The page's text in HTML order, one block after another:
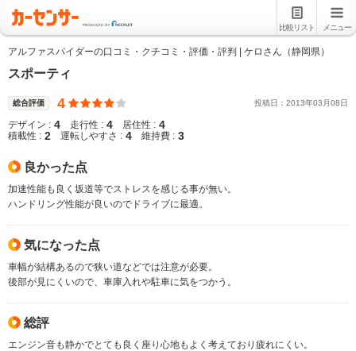
比較リスト メニュー
アルファスパイダーの口コミ・クチコミ・評価・評判 | ケロさん（静岡県）
スポーティ
総合評価 4 投稿日： 2013年03 月08日
デザイン : 4 走行性 : 4 居住性 : 4
積載性 : 2 運転しやすさ : 4 維持費 : 3
良かった点
加速性能も良く坂道等でストレスを感じる事が無い。
ハンドリング性能が良いのでドライブに最適。
気になった点
車幅が結構あるので狭い道などでは注意が必要。
後部が見にくいので、車庫入れや駐車に気をつかう。
総評
エンジン音も静かでとても良く座り心地もよく考えており疲れにくい。